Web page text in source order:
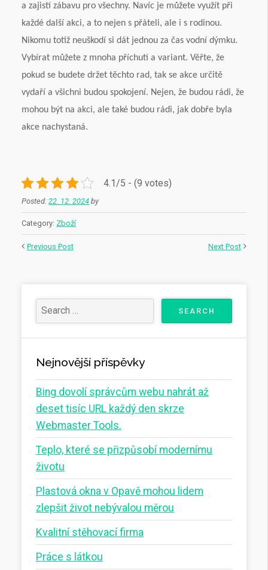
a zajistí zábavu pro všechny. Navíc je můžete využít při
každé další akci, a to nejen s přáteli, ale i s rodinou.
Nikomu totiž neuškodí si dát jednou za čas vodní dýmku.
Vybírat můžete z mnoha příchutí a variant. Věřte, že
pokud se budete držet těchto rad, tak se akce určitě
vydaří a všichni budou spokojení. Nejen, že budou rádi, že
mohou být na akci, ale také budou rádi, jak dobře byla
akce nachystaná.
4.1/5 - (9 votes)
Posted: 22. 12. 2024 by
Category: Zboží
Previous Post Next Post
Nejnovější příspěvky
Bing dovolí správcům webu nahrát až
deset tisíc URL každý den skrze
Webmaster Tools.
Teplo, které se přizpůsobí modernímu
životu
Plastová okna v Opavě mohou lidem
zlepšit život nebývalou měrou
Kvalitní stěhovací firma
Práce s látkou